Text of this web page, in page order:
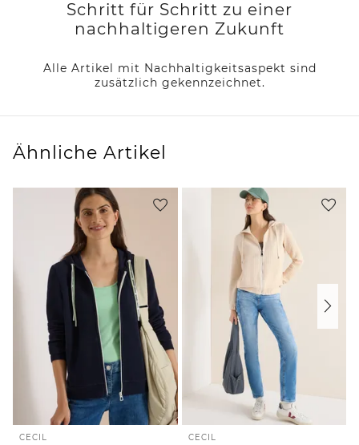
Schritt für Schritt zu einer
nachhaltigeren Zukunft
Alle Artikel mit Nachhaltigkeitsaspekt sind
zusätzlich gekennzeichnet.
Ähnliche Artikel
CECIL CECIL